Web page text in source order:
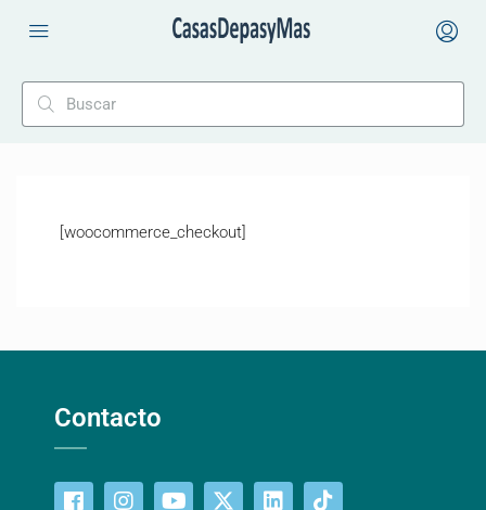
[woocommerce_checkout]
Contacto